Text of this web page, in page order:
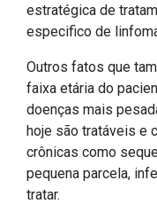
estratégica de
especifico de
Outros fatos que
faixa etária do
doenças mais
hoje são tratáveis e
crônicas como
pequena parcela,
tratar.